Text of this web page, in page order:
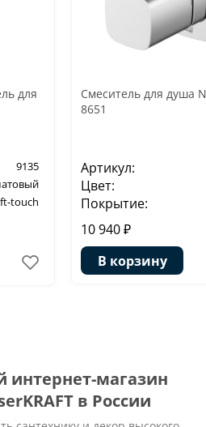
для
9135
touch
Смеситель для душа
8651
Артикул:
Цвет:
Покрытие:
10 940 ₽
В корзину
магазин
в России